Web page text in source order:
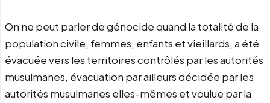
On ne peut parler de génocide quand la totalité de la
population civile, femmes, enfants et vieillards, a été
évacuée vers les territoires contrôlés par les autorités
musulmanes, évacuation par ailleurs décidée par les
autorités musulmanes elles-mêmes et voulue par la